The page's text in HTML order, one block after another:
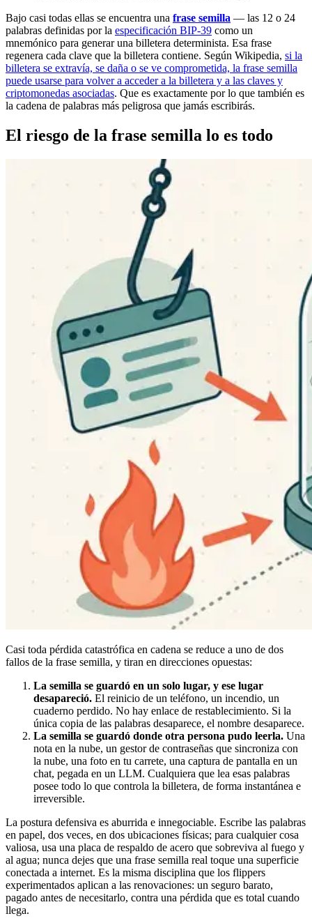
Bajo casi todas ellas se encuentra una frase semilla — las 12 o 24
palabras definidas por la especificación BIP-39 como un
mnemónico para generar una billetera determinista. Esa frase
regenera cada clave que la billetera contiene. Según Wikipedia, si la
billetera se extravía, se daña o se ve comprometida, la frase semilla
puede usarse para volver a acceder a la billetera y a las claves y
criptomonedas asociadas. Que es exactamente por lo que también es
la cadena de palabras más peligrosa que jamás escribirás.
El riesgo de la frase semilla lo es todo
Casi toda pérdida catastrófica en cadena se reduce a uno de dos
fallos de la frase semilla, y tiran en direcciones opuestas:
La semilla se guardó en un solo lugar, y ese lugar
desapareció. El reinicio de un teléfono, un incendio, un
cuaderno perdido. No hay enlace de restablecimiento. Si la
única copia de las palabras desaparece, el nombre desaparece.
La semilla se guardó donde otra persona pudo leerla. Una
nota en la nube, un gestor de contraseñas que sincroniza con
la nube, una foto en tu carrete, una captura de pantalla en un
chat, pegada en un LLM. Cualquiera que lea esas palabras
posee todo lo que controla la billetera, de forma instantánea e
irreversible.
La postura defensiva es aburrida e innegociable. Escribe las palabras
en papel, dos veces, en dos ubicaciones físicas; para cualquier cosa
valiosa, usa una placa de respaldo de acero que sobreviva al fuego y
al agua; nunca dejes que una frase semilla real toque una superficie
conectada a internet. Es la misma disciplina que los flippers
experimentados aplican a las renovaciones: un seguro barato,
pagado antes de necesitarlo, contra una pérdida que es total cuando
llega.